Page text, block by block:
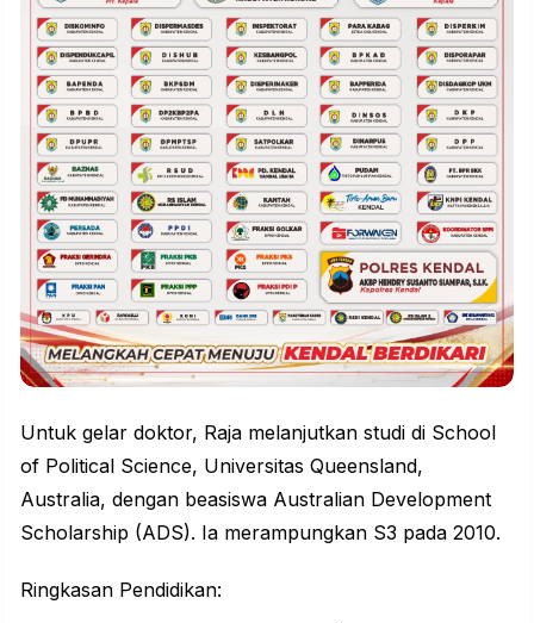
Untuk gelar doktor, Raja melanjutkan studi di School
of Political Science, Universitas Queensland,
Australia, dengan beasiswa Australian Development
Scholarship (ADS). Ia merampungkan S3 pada 2010.
Ringkasan Pendidikan: